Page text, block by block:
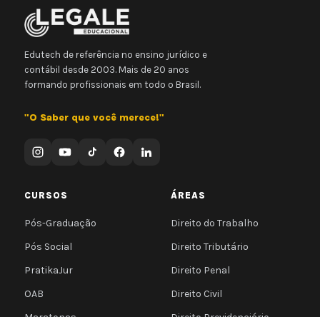
Edutech de referência no ensino jurídico e
contábil desde 2003. Mais de 20 anos
formando profissionais em todo o Brasil.
"O Saber que você merece!"
CURSOS
Pós-Graduação
Pós Social
PratikaJur
OAB
ÁREAS
Direito do Trabalho
Direito Tributário
Direito Penal
Direito Civil